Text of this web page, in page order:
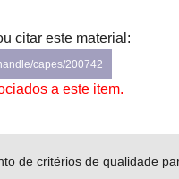
citar este material:
capes/200742
a este item.
de critérios de qualidade